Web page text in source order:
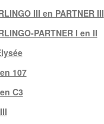
III en PARTNER III
PARTNER I en II
107
C3